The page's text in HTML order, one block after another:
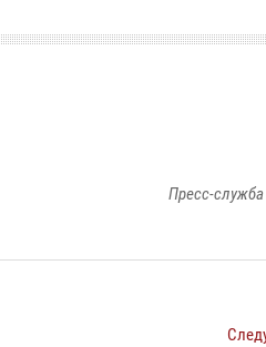
Пресс-служба